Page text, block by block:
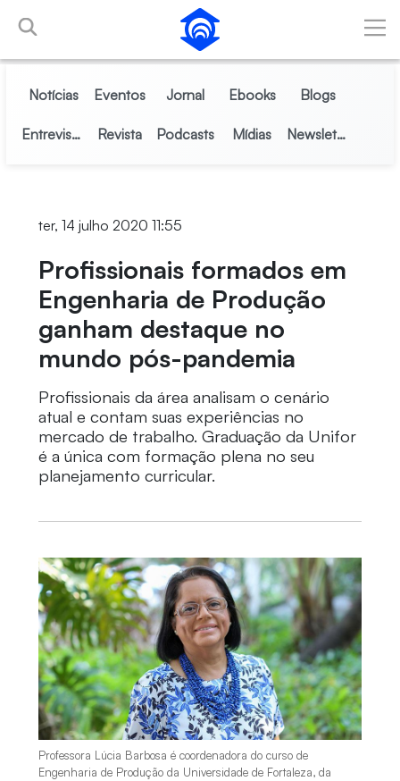
Pular para o Conteúdo principal
Notícias Eventos Jornal Ebooks Blogs
Entrevistas Revista Podcasts Mídias Newsletter
ter, 14 julho 2020 11:55
Profissionais formados em
Engenharia de Produção
ganham destaque no
mundo pós-pandemia
Profissionais da área analisam o cenário
atual e contam suas experiências no
mercado de trabalho. Graduação da Unifor
é a única com formação plena no seu
planejamento curricular.
Professora Lúcia Barbosa é coordenadora do curso de
Engenharia de Produção da Universidade de Fortaleza, da